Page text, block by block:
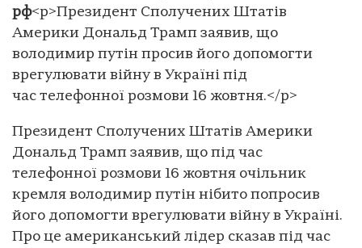
рф<p>Президент Сполучених Штатів
Америки Дональд Трамп заявив, що
володимир путін просив його допомогти
врегулювати війну в Україні під
час телефонної розмови 16 жовтня.</p>
Президент Сполучених Штатів Америки
Дональд Трамп заявив, що під час
телефонної розмови 16 жовтня очільник
кремля володимир путін нібито попросив
його допомогти врегулювати війну в Україні.
Про це американський лідер сказав під час